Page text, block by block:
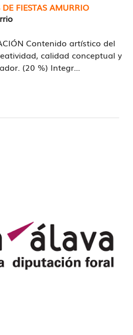
FIESTAS AMURRIO
Contenido artístico del
calidad conceptual y
(20 %) Integr...